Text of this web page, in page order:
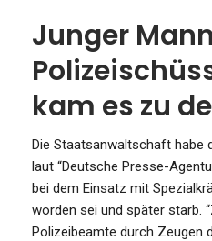
Junger
kam es zu
Die Staatsanwaltschaft habe
laut “Deutsche Presse-
bei dem Einsatz mit
worden sei und später starb.
Polizeibeamte durch Zeugen